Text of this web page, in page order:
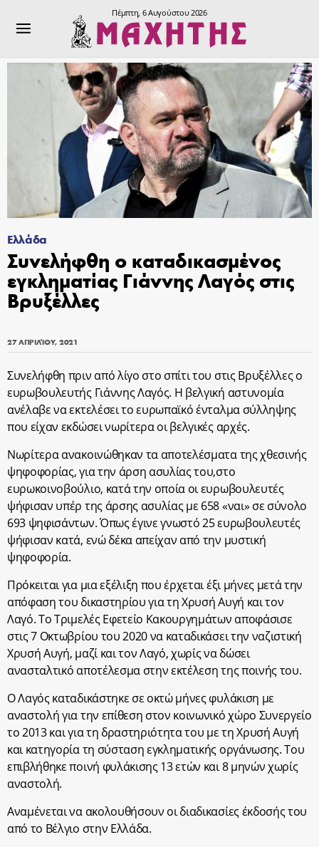
Πέμπτη, 6 Αυγούστου 2026
Ελλάδα
Συνελήφθη ο καταδικασμένος
εγκληματίας Γιάννης Λαγός στις
Βρυξέλλες
27 ΑΠΡΙΛΊΟΥ, 2021
Συνελήφθη πριν από λίγο στο σπίτι του στις Βρυξέλλες ο
ευρωβουλευτής Γιάννης Λαγός. Η βελγική αστυνομία
ανέλαβε να εκτελέσει το ευρωπαϊκό ένταλμα σύλληψης
που είχαν εκδώσει νωρίτερα οι βελγικές αρχές.
Νωρίτερα ανακοινώθηκαν τα αποτελέσματα της χθεσινής
ψηφοφορίας, για την άρση ασυλίας του,στο
ευρωκοινοβούλιο, κατά την οποία οι ευρωβουλευτές
ψήφισαν υπέρ της άρσης ασυλίας με 658 «ναι» σε σύνολο
693 ψηφισάντων. Όπως έγινε γνωστό 25 ευρωβουλευτές
ψήφισαν κατά, ενώ δέκα απείχαν από την μυστική
ψηφοφορία.
Πρόκειται για μια εξέλιξη που έρχεται έξι μήνες μετά την
απόφαση του δικαστηρίου για τη Χρυσή Αυγή και τον
Λαγό. Το Τριμελές Εφετείο Κακουργημάτων αποφάσισε
στις 7 Οκτωβρίου του 2020 να καταδικάσει την ναζιστική
Χρυσή Αυγή, μαζί και τον Λαγό, χωρίς να δώσει
ανασταλτικό αποτέλεσμα στην εκτέλεση της ποινής του.
Ο Λαγός καταδικάστηκε σε οκτώ μήνες φυλάκιση με
αναστολή για την επίθεση στον κοινωνικό χώρο Συνεργείο
το 2013 και για τη δραστηριότητα του με τη Χρυσή Αυγή
και κατηγορία τη σύσταση εγκληματικής οργάνωσης. Του
επιβλήθηκε ποινή φυλάκισης 13 ετών και 8 μηνών χωρίς
αναστολή.
Αναμένεται να ακολουθήσουν οι διαδικασίες έκδοσής του
από το Βέλγιο στην Ελλάδα.